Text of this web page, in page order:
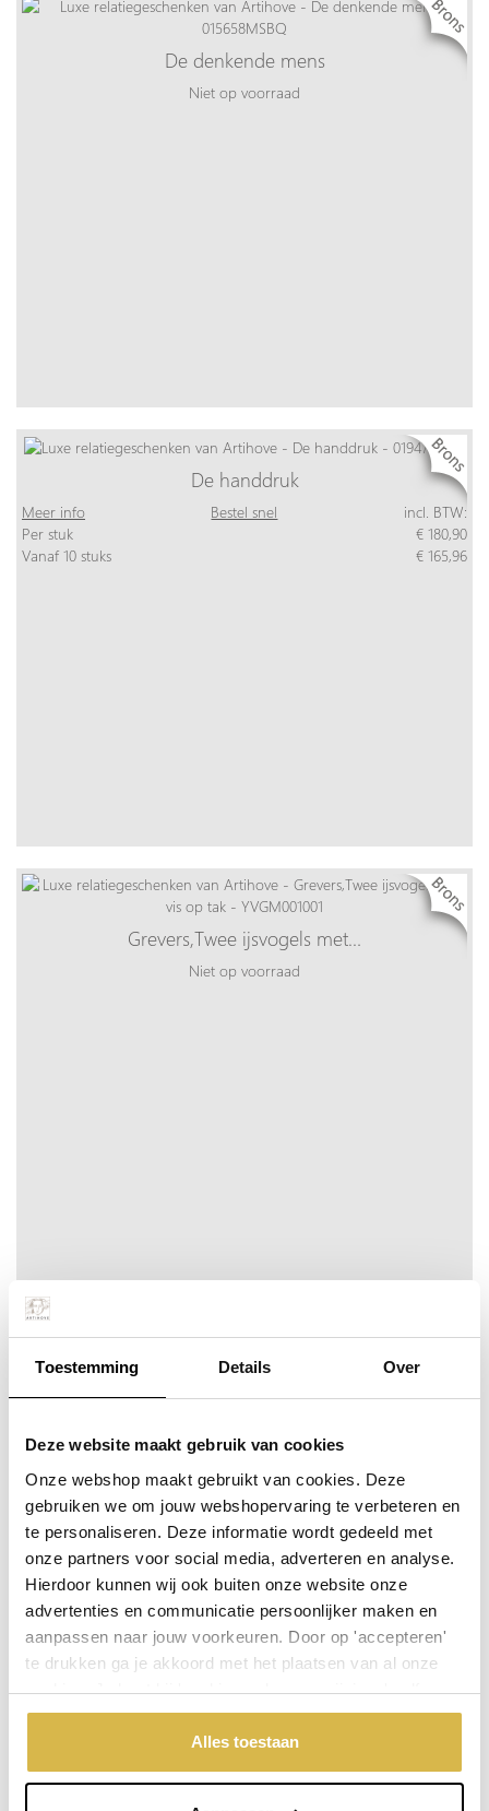
Toestemming Details Over
Deze website maakt gebruik van cookies
Onze webshop maakt gebruikt van cookies. Deze
gebruiken we om jouw webshopervaring te verbeteren en
te personaliseren. Deze informatie wordt gedeeld met
onze partners voor social media, adverteren en analyse.
Hierdoor kunnen wij ook buiten onze website onze
advertenties en communicatie persoonlijker maken en
aanpassen naar jouw voorkeuren. Door op 'accepteren'
te drukken ga je akkoord met het plaatsen van al onze
cookies. Je kunt bij 'cookievoorkeuren wijzigen' zelf
aangeven welke cookies jouw akkoord krijgen. En door te
'weigeren' worden alleen de functionele cookies
geplaatst. Bekijk onze cookieverklaring voor meer
Alles toestaan
De denkende mens
Niet op voorraad
De handdruk
Meer info Bestel snel
incl. BTW:
Per stuk
€ 180,90
Vanaf 10 stuks
€ 165,96
Grevers,Twee ijsvogels met…
Niet op voorraad
Opbouwend